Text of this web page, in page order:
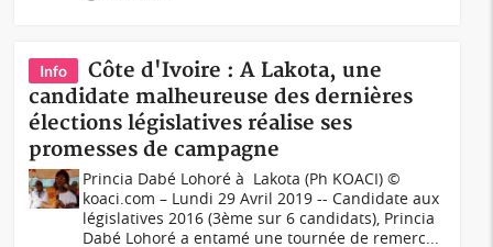
Info
Côte d'Ivoire : A Lakota, une
candidate malheureuse des dernières
élections législatives réalise ses
promesses de campagne
Princia Dabé Lohoré à Lakota (Ph KOACI) ©
koaci.com – Lundi 29 Avril 2019 -- Candidate aux
législatives 2016 (3ème sur 6 candidats), Princia
Dabé Lohoré a entamé une tournée de remerc...